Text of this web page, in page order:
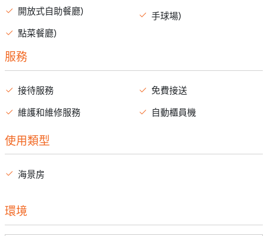
開放式自助餐廳)
點菜餐廳)
手球場)
服務
接待服務
維護和維修服務
免費接送
自動櫃員機
使用類型
海景房
環境